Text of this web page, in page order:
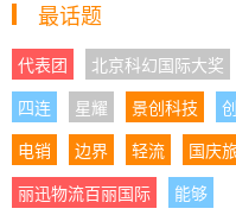
最话题
代表团 北京科幻国际大奖
四连
星耀 景创科技
电销
边界 轻流 国庆
丽迅物流百丽国际
能够